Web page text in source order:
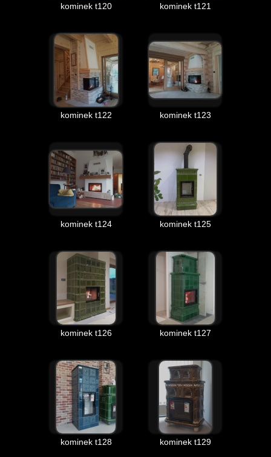
kominek t120 kominek t121
kominek t122 kominek t123
kominek t124 kominek t125
kominek t126 kominek t127
kominek t128 kominek t129